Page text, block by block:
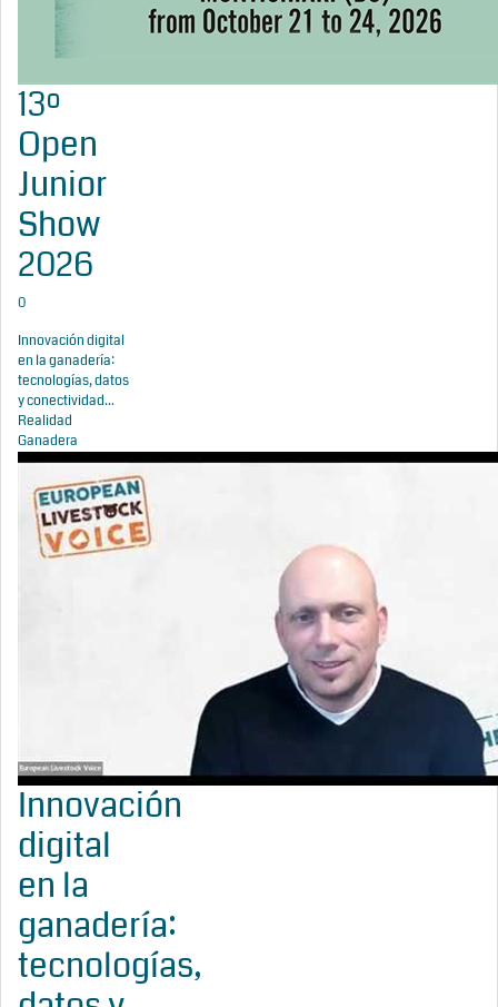
13º
Open
Junior
Show
2026
0
Innovación digital
en la ganadería:
tecnologías, datos
y conectividad...
Realidad
Ganadera
Innovación
digital
en la
ganadería:
tecnologías,